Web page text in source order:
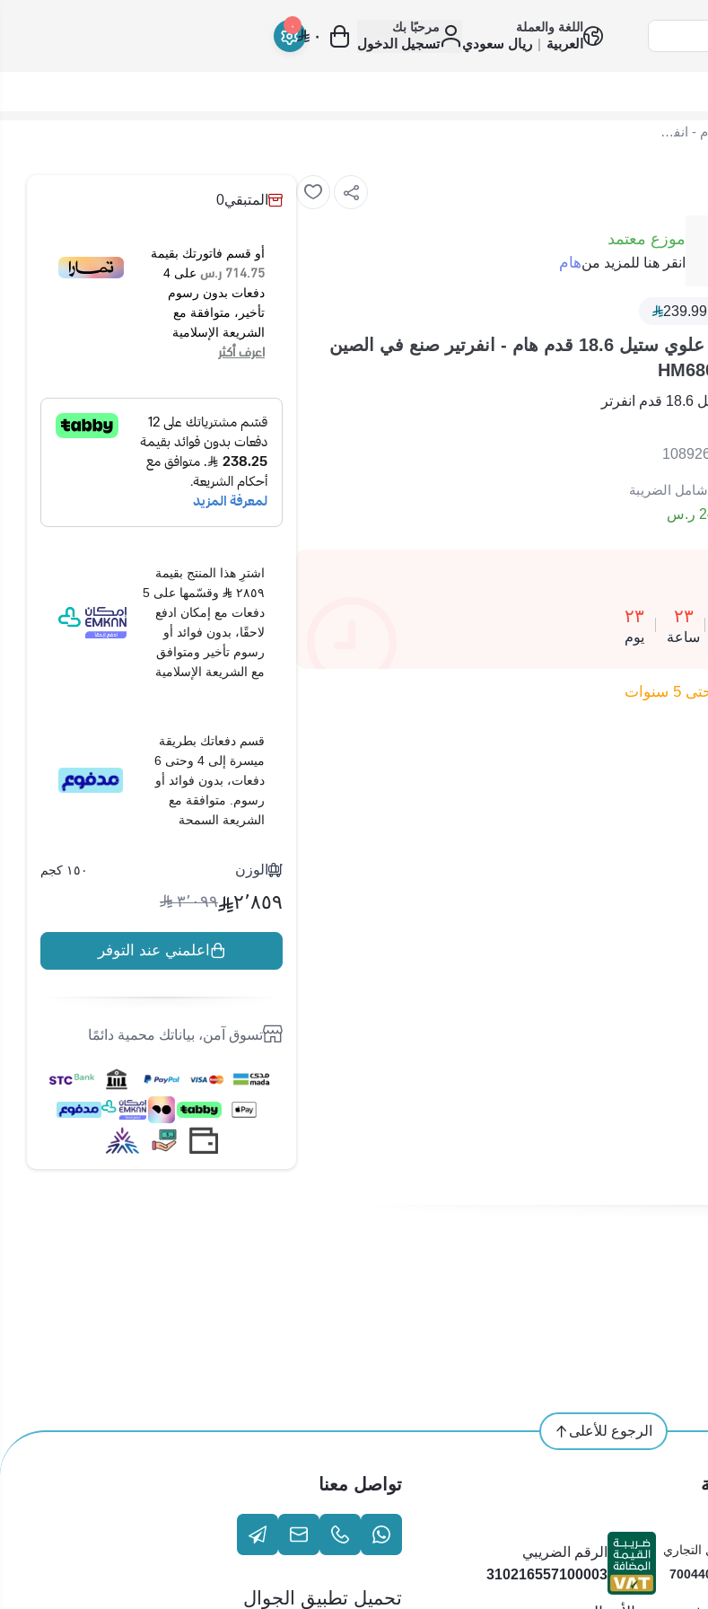
اللغة والعملة
العربية | ريال سعودي
مرحبًا بك
تسجيل الدخول
٠
٠
ثلاجة مع فريزر علوي ستيل 18.6 قدم هام - انفرتير صنع في الصين HM680SRF-O23INV
موزع معتمد
انقر هنا للمزيد منهام
ثلاجة مع فريزر علوي ستيل 18.6 قدم هام - انفرتير صنع في الصين
الضريبة
٢٣
ساعة
٢٣
يوم
المتبقي0
أو قسم فاتورتك بقيمة
714.75 ر.س على 4
دفعات بدون رسوم
تأخير، متوافقة مع
الشريعة الإسلامية
اعرف أكثر
اشترِ هذا المنتج بقيمة
٢٨٥٩
وقسّمها على 5
دفعات مع إمكان ادفع
لاحقًا، بدون فوائد أو
رسوم تأخير ومتوافق
مع الشريعة الإسلامية
قسم دفعاتك بطريقة
ميسرة إلى 4 وحتى 6
دفعات، بدون فوائد أو
رسوم. متوافقة مع
الشريعة السمحة
الوزن ١٥٠ كجم
٢٬٨٥٩ ٣٬٠٩٩
اعلمني عند التوفر
تسوق آمن، بياناتك محمية دائمًا
الرجوع للأعلى
الرقم الضريبي
310216557100003
تواصل معنا
تحميل تطبيق الجوال